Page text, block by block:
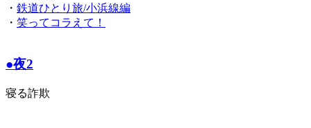
・ 鉄道ひとり旅/小浜線編
・ 笑ってコラえて！
●夜2
寝る詐欺